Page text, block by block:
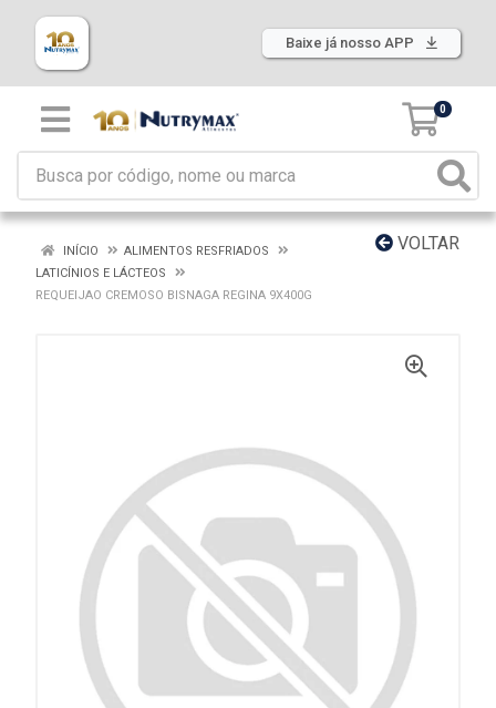
Baixe já nosso APP
0
VOLTAR
INÍCIO
ALIMENTOS RESFRIADOS
LATICÍNIOS E LÁCTEOS
REQUEIJAO CREMOSO BISNAGA REGINA 9X400G